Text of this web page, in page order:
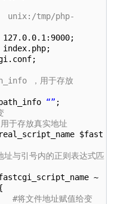
tmp/php-
，用于存放
“” ;
于存放真实地址
$fast
的正则表达式匹
~
赋值给变